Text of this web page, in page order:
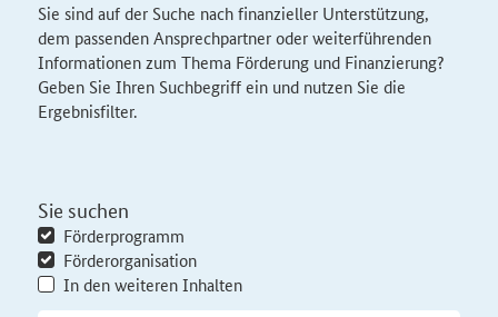
Sie sind auf der Suche nach finanzieller Unterstützung,
dem passenden Ansprechpartner oder weiterführenden
Informationen zum Thema Förderung und Finanzierung?
Geben Sie Ihren Suchbegriff ein und nutzen Sie die
Ergebnisfilter.
Sie suchen
Förderprogramm
Förderorganisation
In den weiteren Inhalten